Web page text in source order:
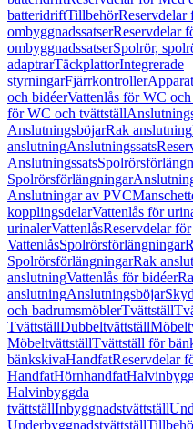
batteridriftTillbehör
ombyggnadssatserReservdelar
ombyggnadssatserSpolrör,
adaptrarTäckplattorIntegrerade
styrningarFjärrkontroller
och bidéerVattenlås för WC
för WC och tvättställ
AnslutningsböjarRak anslutning
anslutningAnslutningssats
Anslutningssats
Spolrörsförlängningar
Anslutningar av PVC
kopplingsdelarVattenlås för
urinalerVattenlåsReservdelar för
VattenlåsSpolrörsförlängningar
SpolrörsförlängningarRak
anslutningVattenlås för bidéer
anslutningAnslutningsböjar
och badrumsmöblerTvättställ
TvättställDubbeltvättställ
MöbeltvättställTvättställ för
bänkskivaHandfatReservdelar
HandfatHörnhandfat
Halvinbyggda
tvättställInbyggnadstvättställ
Underbyggnadstvättställ